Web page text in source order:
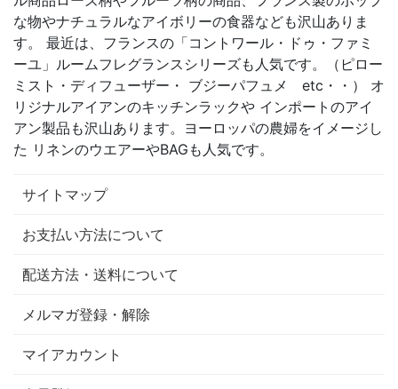
な物やナチュラルなアイボリーの食器なども沢山ありま
す。 最近は、フランスの「コントワール・ドゥ・ファミ
ーユ」ルームフレグランスシリーズも人気です。（ピロー
ミスト・ディフューザー・ ブジーパフュメ etc・・） オ
リジナルアイアンのキッチンラックや インポートのアイ
アン製品も沢山あります。ヨーロッパの農婦をイメージし
た リネンのウエアーやBAGも人気です。
サイトマップ
お支払い方法について
配送方法・送料について
メルマガ登録・解除
マイアカウント